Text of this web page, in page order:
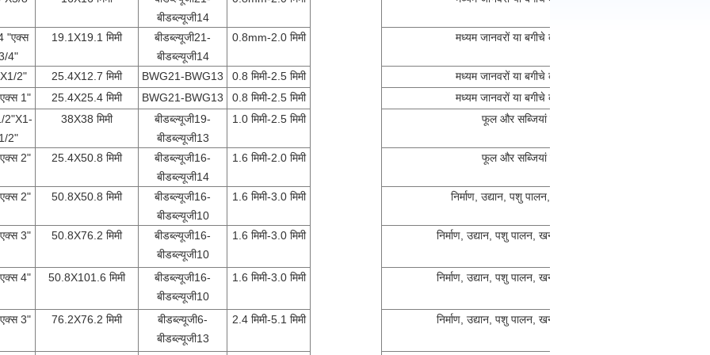
बीडब्ल्यूजी14
"एक्स
4"
19.1X19.1 मिमी
बीडब्ल्यूजी21-
बीडब्ल्यूजी14
0.8mm-2.0 मिमी मध्यम जानवरों या बगीचे का उपयोग करना
2" 25.4X12.7 मिमी BWG21-BWG13 0.8 मिमी-2.5 मिमी
मध्यम जानवरों या बगीचे का उपयोग करना
1"
25.4X25.4 मिमी BWG21-BWG13 0.8 मिमी-2.5 मिमी
मध्यम जानवरों या बगीचे का उपयोग करना
2"X1-
1/2"
38X38 मिमी
बीडब्ल्यूजी19-
बीडब्ल्यूजी13
1.0 मिमी-2.5 मिमी फूल और सब्जियां बढ़ रही हैं
2" 25.4X50.8 मिमी
बीडब्ल्यूजी16-
बीडब्ल्यूजी14
1.6 मिमी-2.0 मिमी फूल और सब्जियां बढ़ रही हैं
2" 50.8X50.8 मिमी
बीडब्ल्यूजी16-
बीडब्ल्यूजी10
1.6 मिमी-3.0 मिमी निर्माण, उद्यान, पशु पालन, औद्योगिक उपयोग
3" 50.8X76.2 मिमी
बीडब्ल्यूजी16-
बीडब्ल्यूजी10
1.6 मिमी-3.0 मिमी निर्माण, उद्यान, पशु पालन, खनन, औद्योगिक उपयोग
4" 50.8X101.6 मिमी
बीडब्ल्यूजी16-
बीडब्ल्यूजी10
1.6 मिमी-3.0 मिमी निर्माण, उद्यान, पशु पालन, खनन, औद्योगिक उपयोग
3" 76.2X76.2 मिमी
बीडब्ल्यूजी6-
बीडब्ल्यूजी13
2.4 मिमी-5.1 मिमी निर्माण, उद्यान, पशु पालन, खनन, औद्योगिक उपयोग